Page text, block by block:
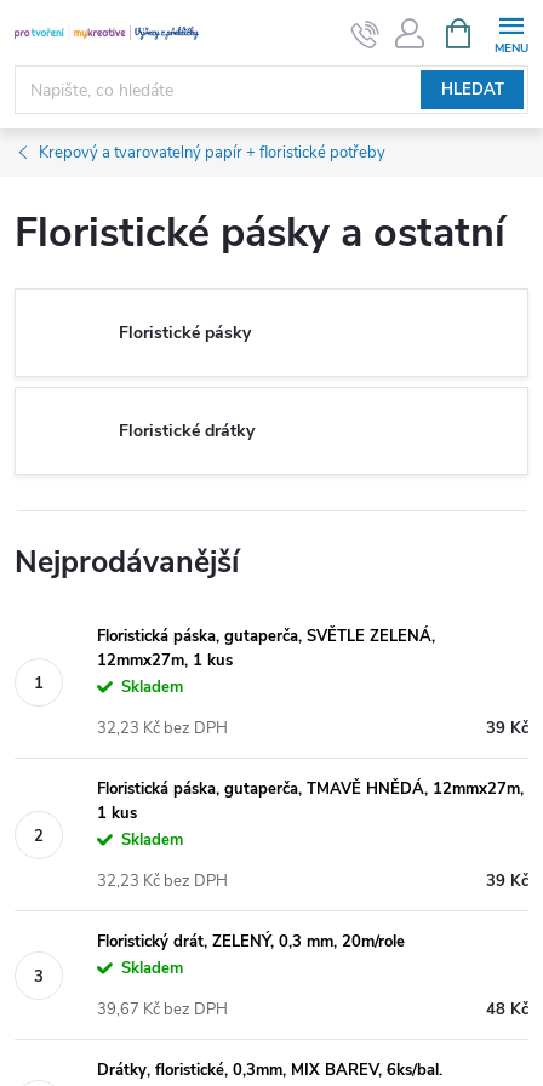
na
obsah
HLEDAT
NÁKUPNÍ
KOŠÍK
Krepový a tvarovatelný papír + floristické potřeby
Floristické pásky a ostatní
Floristické pásky
Floristické drátky
Nejprodávanější
Floristická páska, gutaperča, SVĚTLE ZELENÁ,
12mmx27m, 1 kus
Skladem
39 Kč
32,23 Kč bez DPH
Floristická páska, gutaperča, TMAVĚ HNĚDÁ, 12mmx27m,
1 kus
Skladem
39 Kč
32,23 Kč bez DPH
Floristický drát, ZELENÝ, 0,3 mm, 20m/role
Skladem
48 Kč
39,67 Kč bez DPH
Drátky, floristické, 0,3mm, MIX BAREV, 6ks/bal.